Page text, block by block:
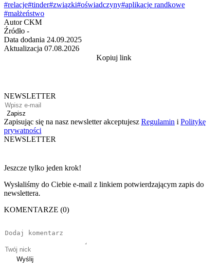
#relacje#tinder#związki#oświadczyny#aplikacje randkowe
#małżeństwo
Autor CKM
Źródło -
Data dodania 24.09.2025
Aktualizacja 07.08.2026
Kopiuj link
NEWSLETTER
Zapisz
Zapisując się na nasz newsletter akceptujesz Regulamin i Politykę
prywatności
NEWSLETTER
Jeszcze tylko jeden krok!
Wysłaliśmy do Ciebie e-mail z linkiem potwierdzającym zapis do
newslettera.
KOMENTARZE (0)
Wyślij